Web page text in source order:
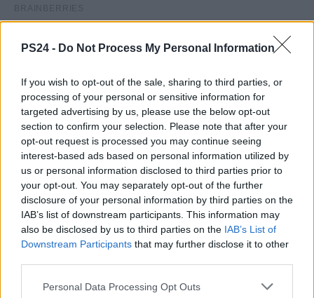
PS24 - Do Not Process My Personal Information
If you wish to opt-out of the sale, sharing to third parties, or
processing of your personal or sensitive information for
targeted advertising by us, please use the below opt-out
section to confirm your selection. Please note that after your
opt-out request is processed you may continue seeing
interest-based ads based on personal information utilized by
us or personal information disclosed to third parties prior to
your opt-out. You may separately opt-out of the further
disclosure of your personal information by third parties on the
IAB’s list of downstream participants. This information may
also be disclosed by us to third parties on the IAB’s List of
Downstream Participants that may further disclose it to other
Personal Data Processing Opt Outs